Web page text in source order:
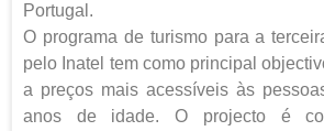
Portugal.
O programa de turismo para a
pelo Inatel tem como principal
a preços mais acessíveis às
anos de idade. O projecto é co-